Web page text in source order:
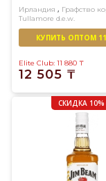
виски.
вы
найдете
огромный
ассортимент
солодового
купажированного
превосходного
Ирландия , Графство
Tullamore d.e.w.
Купажированный
КУПИТЬ ОПТОМ 11
Elite Club: 11 880 ₸
12 505 ₸
СКИДКА 10%